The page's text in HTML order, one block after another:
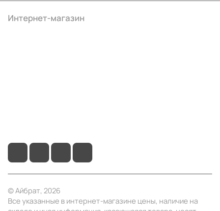
Интернет-магазин
© Айбрат, 2026
Все указанные в интернет-магазине цены, наличие на